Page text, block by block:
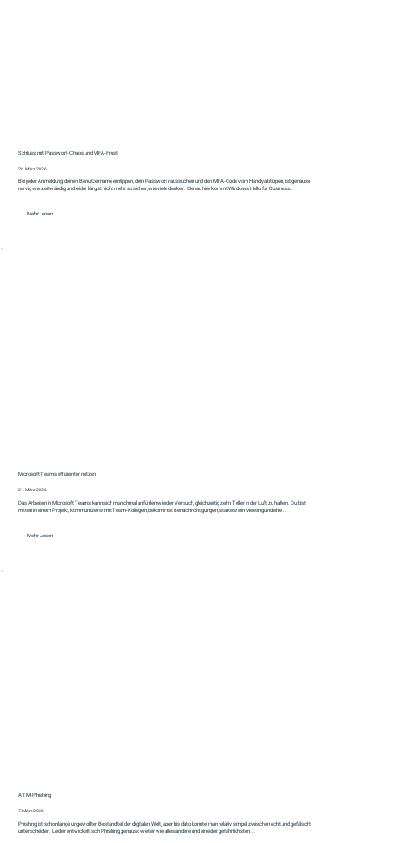
Schluss mit Passwort-Chaos und MFA-Frust
28. März 2026
Bei jeder Anmeldung deinen Benutzername eintippen, dein Passwort raussuchen und den MFA-Code vom Handy abtippen, ist genauso
nervig wie zeitwändig und leider längst nicht mehr so sicher, wie viele denken. Genau hier kommt Windows Hello for Business..
Mehr Lesen
Microsoft Teams effizienter nutzen
21. März 2026
Das Arbeiten in Microsoft Teams kann sich manchmal anfühlen wie der Versuch, gleichzeitig zehn Teller in der Luft zu halten. Du bist
mitten in einem Projekt, kommunizierst mit Team-Kollegen, bekommst Benachrichtigungen, startest ein Meeting und ehe...
Mehr Lesen
AiTM‑Phishing
7. März 2026
Phishing ist schon lange ungewollter Bestandteil der digitalen Welt, aber bis dato konnte man relativ simpel zwischen echt und gefälscht
unterscheiden. Leider entwickelt sich Phishing genauso weiter wie alles andere und eine der gefährlichsten...